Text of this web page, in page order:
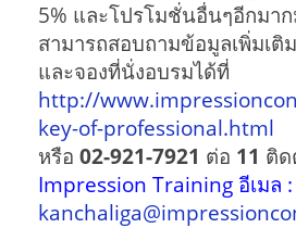
5% และโปรโมชั่นอื่นๆอีกมา
สามารถสอบถามข้อมูลเพิ่มเติม
และจองที่นั่งอบรมได้ที่
http://
key-of-professional.html
หรือ 02-921-7921 ต่อ 11 ติ
Impression Training อีเมล :